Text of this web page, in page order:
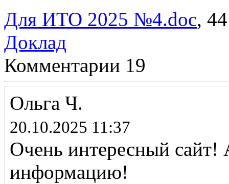
Для ИТО 2025 №4.doc,
Доклад
Комментарии 19
Ольга Ч.
20.10.2025 11:37
Очень интересный сайт!
информацию!